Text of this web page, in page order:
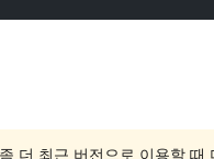
더 최근 버전으로 이용할